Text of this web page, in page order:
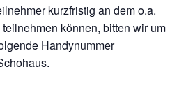
kurzfristig an dem o.a.
können, bitten wir um
Handynummer